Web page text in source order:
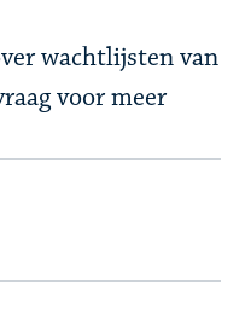
wachtlijsten van
voor meer